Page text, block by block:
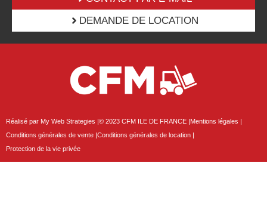
DEMANDE DE LOCATION
Réalisé par My Web Strategies |© 2023 CFM ILE DE FRANCE |Mentions légales |
Conditions générales de vente |Conditions générales de location |
Protection de la vie privée